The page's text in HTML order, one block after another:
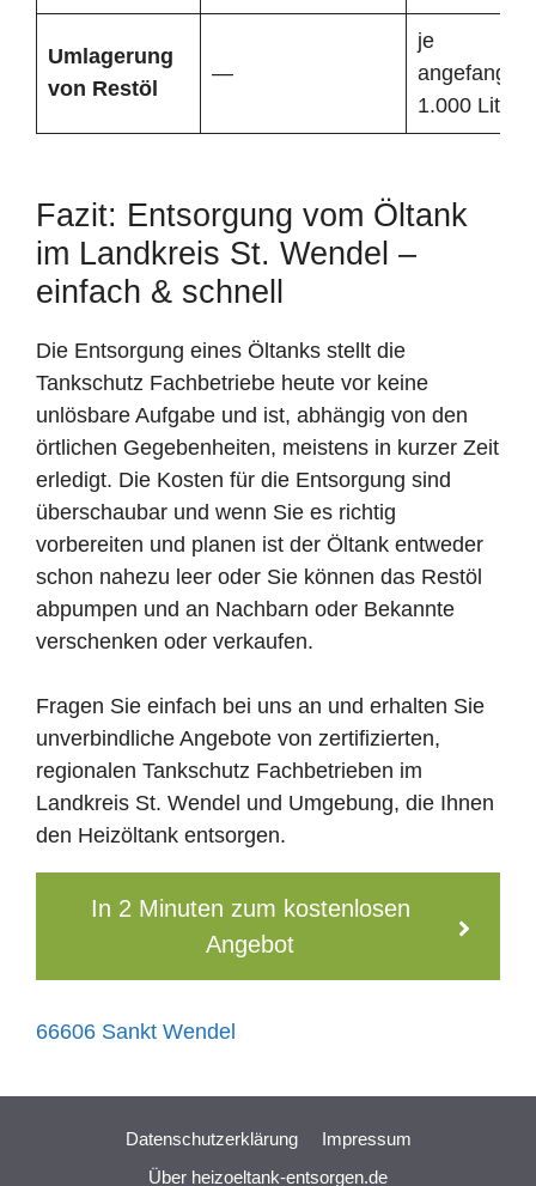
Umlagerung
von Restöl
—
je
1.000 Liter
Fazit: Entsorgung vom Öltank
im Landkreis St. Wendel –
einfach & schnell
Die Entsorgung eines Öltanks stellt die
Tankschutz Fachbetriebe heute vor keine
unlösbare Aufgabe und ist, abhängig von den
örtlichen Gegebenheiten, meistens in kurzer Zeit
erledigt. Die Kosten für die Entsorgung sind
überschaubar und wenn Sie es richtig
vorbereiten und planen ist der Öltank entweder
schon nahezu leer oder Sie können das Restöl
abpumpen und an Nachbarn oder Bekannte
verschenken oder verkaufen.
Fragen Sie einfach bei uns an und erhalten Sie
unverbindliche Angebote von zertifizierten,
regionalen Tankschutz Fachbetrieben im
Landkreis St. Wendel und Umgebung, die Ihnen
den Heizöltank entsorgen.
In 2 Minuten zum kostenlosen
Angebot
66606 Sankt Wendel
Datenschutzerklärung
Impressum
Über heizoeltank-entsorgen.de